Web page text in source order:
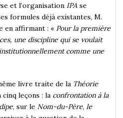
et l’organisation IPA se
formules déjà existantes, M.
en affirmant : « Pour la première
une discipline qui se voulait
comme une
livre traite de la Théorie
cinq leçons : la confrontation à la
, sur le Nom-du-Père, le